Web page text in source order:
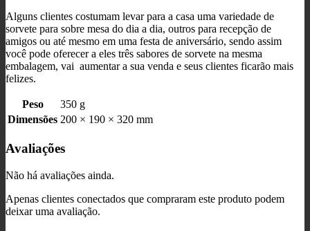
Alguns clientes costumam levar para a casa uma variedade de
sorvete para sobre mesa do dia a dia, outros para recepção de
amigos ou até mesmo em uma festa de aniversário, sendo assim
você pode oferecer a eles três sabores de sorvete na mesma
embalagem, vai aumentar a sua venda e seus clientes ficarão mais
felizes.
Peso
350 g
Dimensões 200 × 190 × 320 mm
Avaliações
Não há avaliações ainda.
Apenas clientes conectados que compraram este produto podem
deixar uma avaliação.